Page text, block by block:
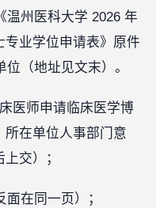
温州医科大学 2026 年
业学位申请表》原件
（地址见文末）。
医师申请临床医学博
在单位人事部门意
交）；
在同一页）；